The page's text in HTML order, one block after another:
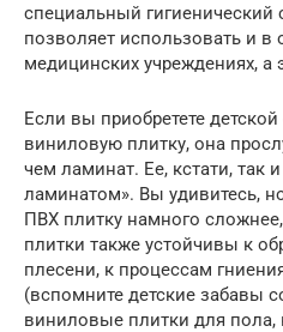
специальный гигиенический
позволяет использовать и в
медицинских учреждениях, а
Если вы приобретете
виниловую плитку, она
чем ламинат. Ее, кстати, так
ламинатом». Вы удивитесь,
ПВХ плитку намного
плитки также устойчивы к
плесени, к процессам
(вспомните детские забавы
виниловые плитки для пола,